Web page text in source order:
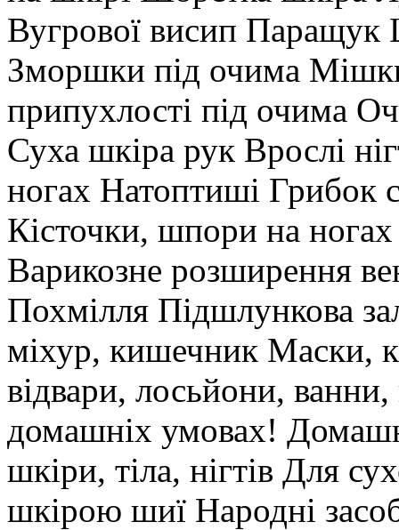
Вугрової висип
Зморшки під очима
припухлості під очима
Суха шкіра рук Врослі
ногах Натоптиші Грибок
Кісточки, шпори на ногах
Варикозне розширення
Похмілля Підшлункова
міхур, кишечник Маски,
відвари, лосьйони,
домашніх умовах!
шкіри, тіла, нігтів Для
шкірою шиї Народні